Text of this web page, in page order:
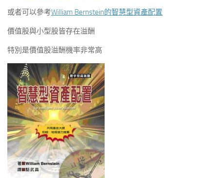
或者可以參考William Bernstein的智慧型資產配置
價值股與小型股皆存在溢酬
特別是價值股溢酬機率非常高